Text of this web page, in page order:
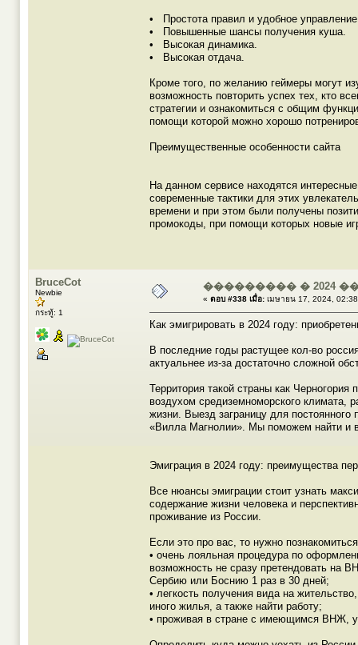
• Простота правил и удобное
• Повышенные шансы получения куша.
• Высокая динамика.
• Высокая отдача.
Кроме того, по желанию геймеры могут
возможность повторить успех тех, кто
стратегии и ознакомиться с общим
помощи которой можно хорошо
Преимущественные особенности сайта
На данном сервисе находятся
современные тактики для этих
времени и при этом были получены
промокоды, при помощи которых новые
BruceCot
Newbie
กระทู้: 1
��������� � 2024
« ตอบ #338 เมื่อ: เมษายน 17, 2024,
Как эмигрировать в 2024 году:
В последние годы растущее кол-во
актуальнее из-за достаточно сложной
Территория такой страны как
воздухом средиземноморского климата,
жизни. Выезд заграницу для
«Вилла Магнолии». Мы поможем найти и
Эмиграция в 2024 году: преимущества
Все нюансы эмиграции стоит узнать
содержание жизни человека и
проживание из России.
Если это про вас, то нужно
• очень лояльная процедура по
возможность не сразу претендовать на
Сербию или Боснию 1 раз в 30 дней;
• легкость получения вида на
иного жилья, а также найти работу;
• проживая в стране с имеющимся ВНЖ,